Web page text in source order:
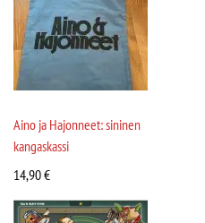
Aino ja Hajonneet: sininen
kangaskassi
14,90€